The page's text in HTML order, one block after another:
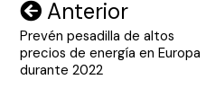
Navegación
de
entradas
Anterior
Prevén pesadilla de altos
precios de energía en Europa
durante 2022